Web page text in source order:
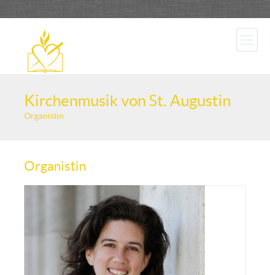
Kirchenmusik von St. Augustin
Organistin
Organistin